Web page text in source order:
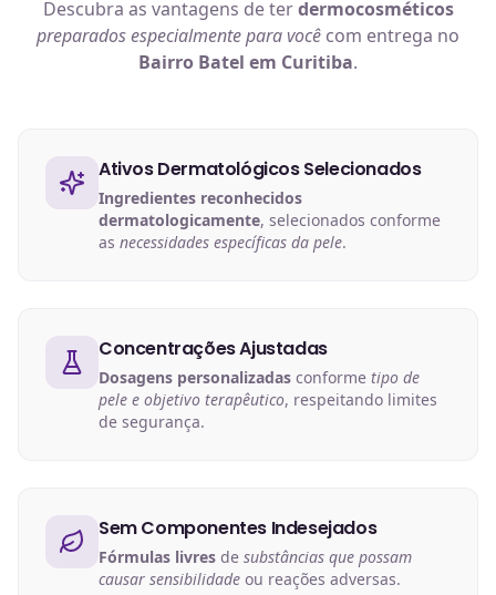
Descubra as vantagens de terdermocosméticos
preparados especialmente para você com entrega no
Bairro Batel em Curitiba.
Ativos Dermatológicos Selecionados
Ingredientes reconhecidos
dermatologicamente, selecionados conforme
as necessidades específicas da pele.
Concentrações Ajustadas
Dosagens personalizadas conforme tipo de
pele e objetivo terapêutico, respeitando limites
de segurança.
Sem Componentes Indesejados
Fórmulas livres de substâncias que possam
causar sensibilidade ou reações adversas.